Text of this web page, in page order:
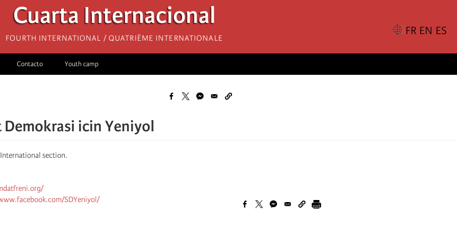
Cuarta Internacional
Fourth International / Quatrième internationale
Contacto Youth camp
Demokrasi icin Yeniyol
section.
SDYeniyol/